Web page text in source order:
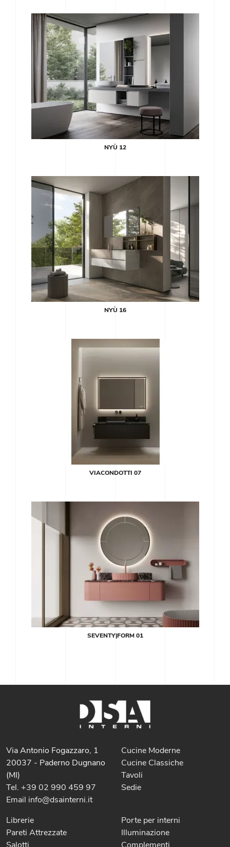
NYÙ 12
NYÙ 16
VIACONDOTTI 07
SEVENTY|FORM 01
Via Antonio Fogazzaro, 1
20037 - Paderno Dugnano
(MI)
Tel. +39 02 990 459 97
Email info@dsainterni.it
Cucine Moderne
Cucine Classiche
Tavoli
Sedie
Librerie
Pareti Attrezzate
Porte per interni
Illuminazione